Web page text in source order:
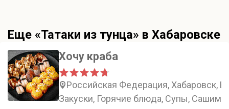
Еще «Татаки из тунца» в Хабаровске
Хочу краба
Российская Федерация, Хабаровск,
Закуски, Горячие блюда, Супы, Сашими